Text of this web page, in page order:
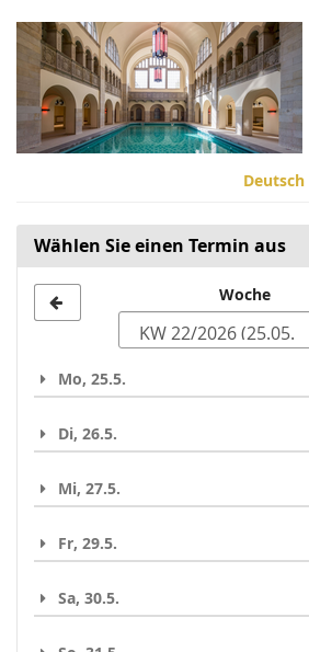
Zum
Haupt-
Inhalt
springen
Deutsch
Wählen Sie einen Termin aus
zur
auswählen
Woche
Mo, 25.5.
Di, 26.5.
Mi, 27.5.
Fr, 29.5.
Sa, 30.5.